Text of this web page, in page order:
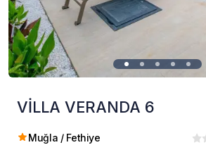
VİLLA VERANDA 6
Muğla / Fethiye